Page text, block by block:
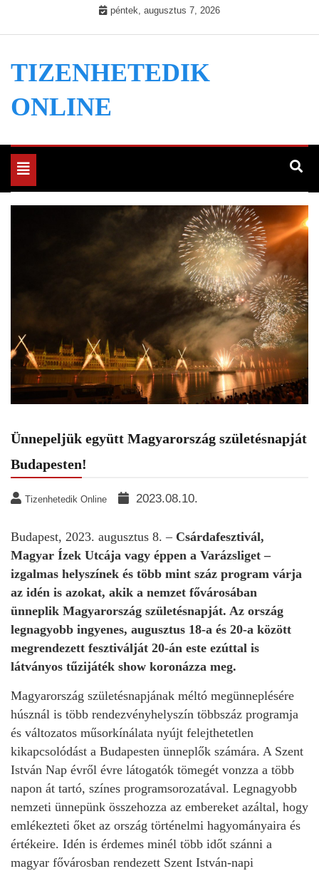
péntek, augusztus 7, 2026
TIZENHETEDIK
ONLINE
Toggle
navigation
Ünnepeljük együtt Magyarország születésnapját
Budapesten!
Tizenhetedik Online 2023.08.10.
Budapest, 2023. augusztus 8. – Csárdafesztivál,
Magyar Ízek Utcája vagy éppen a Varázsliget –
izgalmas helyszínek és több mint száz program várja
az idén is azokat, akik a nemzet fővárosában
ünneplik Magyarország születésnapját. Az ország
legnagyobb ingyenes, augusztus 18-a és 20-a között
megrendezett fesztiválját 20-án este ezúttal is
látványos tűzijáték show koronázza meg.
Magyarország születésnapjának méltó megünneplésére
húsznál is több rendezvényhelyszín többszáz programja
és változatos műsorkínálata nyújt felejthetetlen
kikapcsolódást a Budapesten ünneplők számára. A Szent
István Nap évről évre látogatók tömegét vonzza a több
napon át tartó, színes programsorozatával. Legnagyobb
nemzeti ünnepünk összehozza az embereket azáltal, hogy
emlékezteti őket az ország történelmi hagyományaira és
értékeire. Idén is érdemes minél több időt szánni a
magyar fővárosban rendezett Szent István-napi